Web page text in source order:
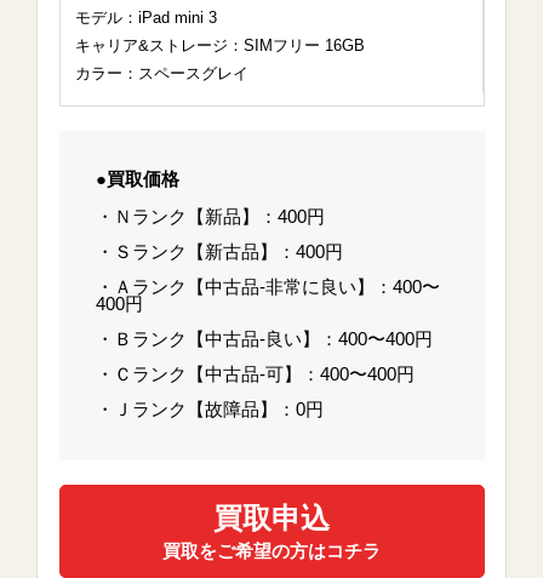
モデル：iPad mini 3
キャリア&ストレージ：SIMフリー 16GB
カラー：スペースグレイ
●買取価格
・Ｎランク【新品】：400円
・Ｓランク【新古品】：400円
・Ａランク【中古品-非常に良い】：400〜
400円
・Ｂランク【中古品-良い】：400〜400円
・Ｃランク【中古品-可】：400〜400円
・Ｊランク【故障品】：0円
買取申込
買取をご希望の方はコチラ